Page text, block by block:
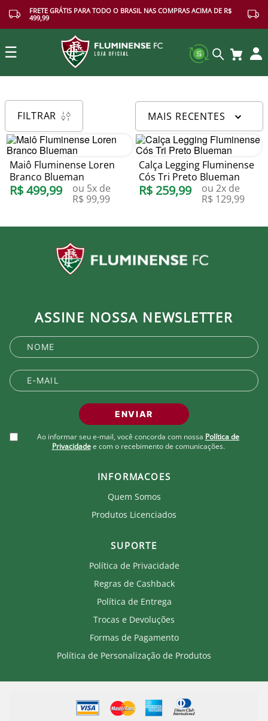
FRETE GRÁTIS PARA TODO O BRASIL NAS COMPRAS ACIMA DE R$
499,99
☰
FILTRAR MAIS RECENTES
Maiô Fluminense Loren
Branco Blueman
R$499,99 ou 5x de
R$ 99,99
Calça Legging Fluminense
Cós Tri Preto Blueman
R$ 259,99 ou 2x de
R$ 129,99
ASSINE NOSSA NEWSLETTER
ENVIAR
Ao informar seu e-mail, você concorda com nossa Política de
Privacidade e com o recebimento de comunicações.
INFORMACOES
Quem Somos
Produtos Licenciados
SUPORTE
Política de Privacidade
Regras de Cashback
Política de Entrega
Trocas e Devoluções
Formas de Pagamento
Política de Personalização de Produtos